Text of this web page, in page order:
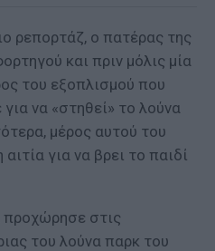
ρεπορτάζ, ο πατέρας της
και πριν μόλις μία
του εξοπλισμού που
να «στηθεί» το λούνα
μέρος αυτού του
για να βρει το παιδί
προχώρησε στις
του λούνα παρκ του